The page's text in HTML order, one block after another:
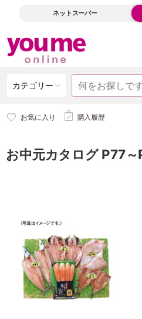
ネットスーパー
カテゴリー
お気に入り 購入履歴
お中元カタログ P77